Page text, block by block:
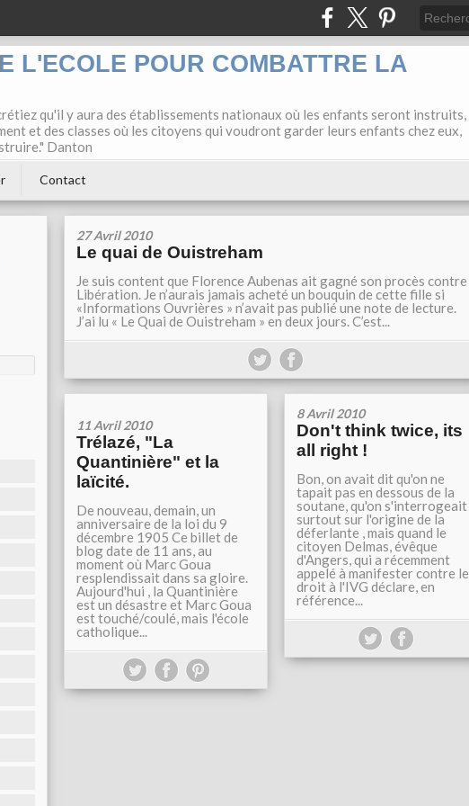
L'ECOLE POUR COMBATTRE LA
qu'il y aura des établissements nationaux où les enfants seront instruits,
et des classes où les citoyens qui voudront garder leurs enfants chez eux,
Danton
Contact
27 Avril 2010
Le quai de Ouistreham
Je suis content que Florence Aubenas ait gagné son procès contre
Libération. Je n’aurais jamais acheté un bouquin de cette fille si
«Informations Ouvrières » n’avait pas publié une note de lecture.
J’ai lu « Le Quai de Ouistreham » en deux jours. C’est...
11 Avril 2010
Trélazé, "La
Quantinière" et la
laïcité.
De nouveau, demain, un
anniversaire de la loi du 9
décembre 1905 Ce billet de
blog date de 11 ans, au
moment où Marc Goua
resplendissait dans sa gloire.
Aujourd'hui , la Quantinière
est un désastre et Marc Goua
est touché/coulé, mais l'école
catholique...
8 Avril 2010
Don't think twice, its
all right !
Bon, on avait dit qu'on ne
tapait pas en dessous de la
soutane, qu'on s'interrogeait
surtout sur l'origine de la
déferlante , mais quand le
citoyen Delmas, évêque
d'Angers, qui a récemment
appelé à manifester contre le
droit à l'IVG déclare, en
référence...